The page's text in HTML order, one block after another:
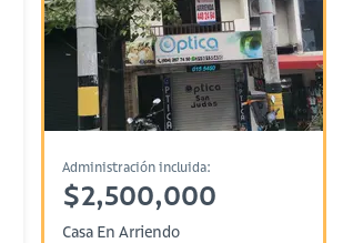
Administración incluida:
$2,500,000
Casa En Arriendo